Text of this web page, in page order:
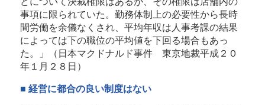
事項に限られていた。勤務体制上の必要性から長時
間労働を余儀なくされ、平均年収は人事考課の結果
によっては下の職位の平均値を下回る場合もあっ
た。」（日本マクドナルド事件 東京地裁平成２０
年１月２８日）
■ 経営に都合の良い制度はない